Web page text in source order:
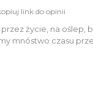
link do opinii
życie, na oślep,
mnóstwo czasu